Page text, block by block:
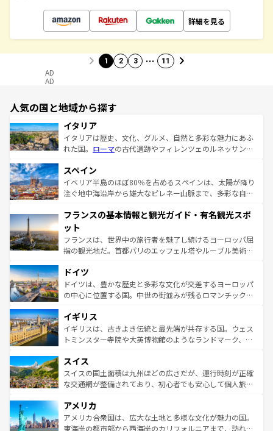
詳細を見る
1 2 3 … 11
AD
AD
人気の国と地域から探す
イタリア
イタリアは歴史、文化、グルメ、自然と多彩な魅力にあふ
れた国。 ローマの古代遺跡やフィレンツェのルネッサンス
ろん、トスカーナの美しい田園風景やアマルフィ海岸の絶
景など、自然景観も見逃せない。観光の合間には、本場の
ピザやパスタなど、絶品のイタリア料理を堪能することも
ませてくれるイタリアで、忘れられない旅をしてみよう！
なお、新着のイタリア情報は
しい。
スペイン
イベリア半島のほぼ80％を占めるスペインは、太陽が降り
注ぐ地中海沿岸から雄大なピレネー山脈まで、多彩な自然
文化が根付くこの国では、情熱的なフラメンコ、熱気あふ
れる闘牛、そして美味しいタパスが生活の一部となってい
る。首都マドリードの洗練された雰囲気や、バルセロナの
アートに溢れた街角から、地方では古代ローマ遺跡や中世
せる。地方によって風土や気候が異なるスペインはその個
性で訪れる人を魅了する。 なお、新着のスペイン情報は コ
ンテンツ一覧を参照してほしい。
フランスの基本情報と観光ガイド・有名観光スポ
ット
フランスは、世界中の旅行者を魅了し続けるヨーロッパ屈
指の観光地だ。首都パリのエッフェル塔やルーブル美術館
で、幅広い魅力が詰まっている。華麗な宮殿、歴史的な大
聖堂、美しいビーチ、そして豊かな自然が、訪れる者を心
から魅了する。また、フランスは美食の国としても知ら
いる。シャンパンの発祥地であるランス、プロヴァンスの
香り高いラベンダー畑など、多彩な楽しみ方が可能だ。さ
らに、パリ以外の地域にも魅力が溢れており、どの街角に
れる地方に足を運ぶとそれぞれで全く異なる文化を体験で
きるだろう。 なお、新着のフランス情報はコンテンツ一覧
を参照してほしい。
ドイツ
ドイツは、豊かな歴史と多彩な文化が交差するヨーロッパ
の中心に位置する国。中世の街並みが残るロマンチック街
顔を持つこの国は、どこを歩いても飽きることがない。ベ
ルリンの文化的活気、バイエルン州のアルプスの絶景、そ
してライン川沿いのワイン畑といった風景は必見。ビール
は、お酒好きな人にはぜひ体験してほしい。 なお、新着の
ドイツ情報はコンテンツ一覧を参照してほしい。
イギリス
イギリスは、古きよき伝統と最先端が共存する国。ウェス
トミンスター寺院や大英博物館のようなランドマーク、歴
リアごとに異なる魅力がある。また、優雅なアフタヌーン
ティー、ビール好きにはたまらない英国パブ、サッカー観
戦など、本場だからこそできる体験も豊富。イギリスを旅
ンツ一覧を参照してほしい。
スイス
スイスの国土面積は九州ほどの広さだが、運行時刻が正確
な交通網が整備されており、初心者でも安心して個人旅行
の建物がそのまま残る町や、スイスならではのユニークな
博物館もあり、アルプス観光だけでなく町歩きも満喫する
ことができる。国民の所得が高いため物価も高いが、旅行
アメリカ
アメリカ合衆国は、広大な土地と多様な文化が魅力の国。
東海岸の都市部から西海岸のカリフォルニアまで、訪れる